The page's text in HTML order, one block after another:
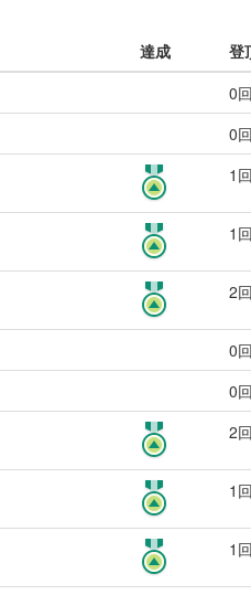
達成 登
0回
0回
1 回
1 回
2回
0回
0回
2回
1 回
1 回